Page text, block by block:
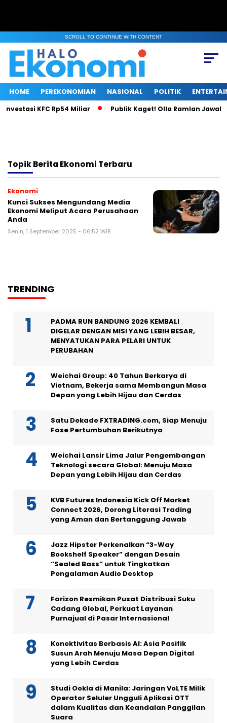
SCROLL TO CONTINUE WITH CONTENT
HOME PEREKONOMIAN NASIONAL POLITIK
KFC Rp54 Miliar Publik Kaget! Olla Ramlan Jawab
TopikBerita Ekonomi Terbaru
Ekonomi
Kunci Sukses Mengundang Media
Ekonomi Meliput Acara Perusahaan
Anda
Senin, 1 September 2025 - 06:52 WIB
TRENDING
PADMA RUN BANDUNG 2026 KEMBALI
DIGELAR DENGAN MISI YANG LEBIH BESAR,
MENYATUKAN PARA PELARI UNTUK
PERUBAHAN
Weichai Group: 40 Tahun Berkarya di
Vietnam, Bekerja sama Membangun Masa
Depan yang Lebih Hijau dan Cerdas
Satu Dekade FXTRADING.com, Siap Menuju
Fase Pertumbuhan Berikutnya
Weichai Lansir Lima Jalur Pengembangan
Teknologi secara Global: Menuju Masa
Depan yang Lebih Hijau dan Cerdas
KVB Futures Indonesia Kick Off Market
Connect 2026, Dorong Literasi Trading
yang Aman dan Bertanggung Jawab
Jazz Hipster Perkenalkan “3-Way
Bookshelf Speaker” dengan Desain
“Sealed Bass” untuk Tingkatkan
Pengalaman Audio Desktop
Farizon Resmikan Pusat Distribusi Suku
Cadang Global, Perkuat Layanan
Purnajual di Pasar Internasional
Konektivitas Berbasis AI: Asia Pasifik
Susun Arah Menuju Masa Depan Digital
yang Lebih Cerdas
Studi Ookla di Manila: Jaringan VoLTE Milik
Operator Seluler Ungguli Aplikasi OTT
dalam Kualitas dan Keandalan Panggilan
Suara